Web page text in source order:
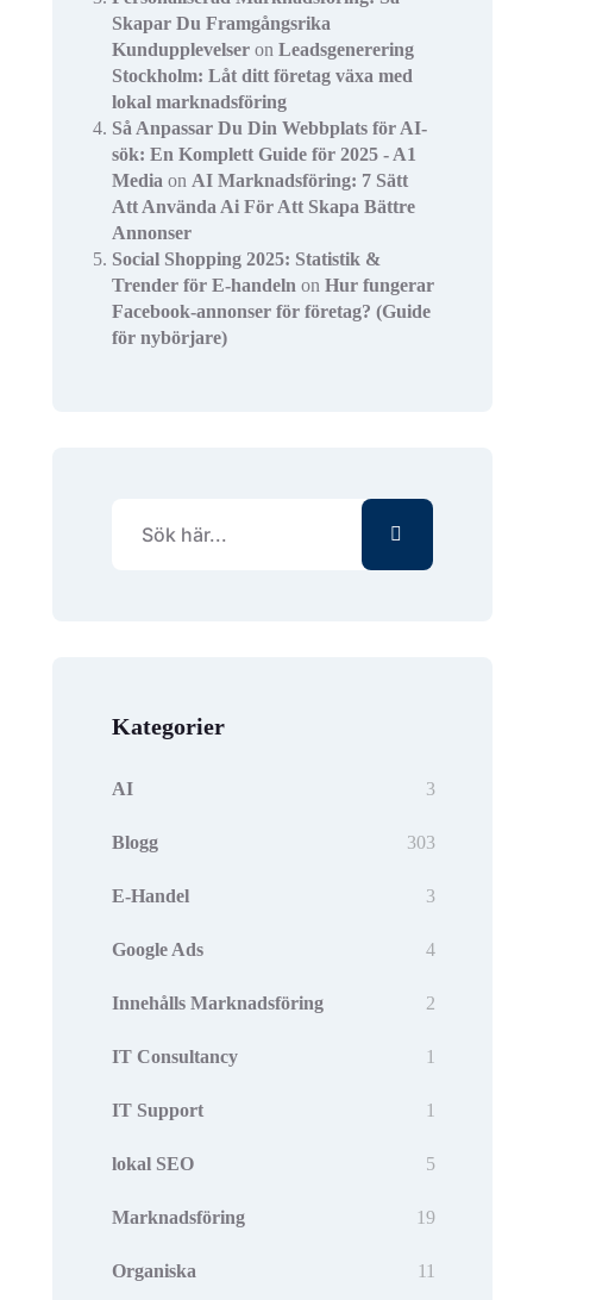
Skapar Du Framgångsrika
Kundupplevelser on Leadsgenerering
Stockholm: Låt ditt företag växa med
lokal marknadsföring
Så Anpassar Du Din Webbplats för AI-
sök: En Komplett Guide för 2025 - A1
Media on AI Marknadsföring: 7 Sätt
Att Använda Ai För Att Skapa Bättre
Annonser
Social Shopping 2025: Statistik &
Trender för E-handeln on Hur fungerar
Facebook-annonser för företag? (Guide
för nybörjare)
Kategorier
AI 3
Blogg 303
E-Handel 3
Google Ads 4
Innehålls Marknadsföring 2
IT Consultancy 1
IT Support 1
lokal SEO 5
Marknadsföring 19
Organiska 11